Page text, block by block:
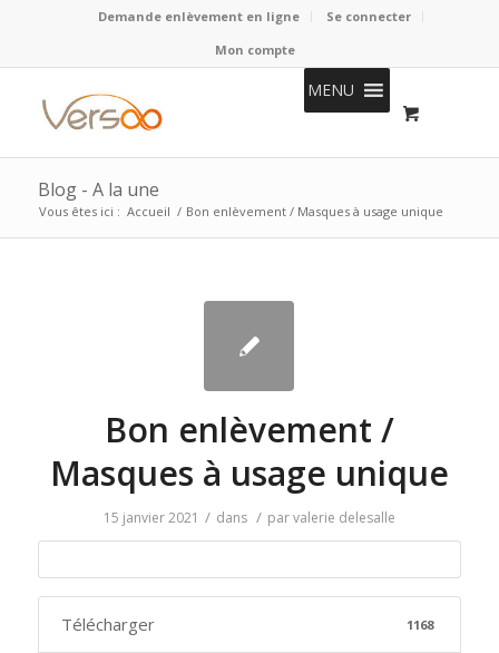
Demande enlèvement en ligne
Se connecter
Mon compte
MENU
Blog - A la une
Vous êtes ici : Accueil / Bon enlèvement / Masques à usage unique
Bon enlèvement /
Masques à usage unique
15 janvier 2021 / dans / parvalerie delesalle
Télécharger 1168